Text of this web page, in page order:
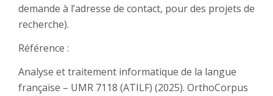
demande à l’adresse de contact, pour des projets de
recherche).
Référence :
Analyse et traitement informatique de la langue
française – UMR 7118 (ATILF) (2025). OrthoCorpus